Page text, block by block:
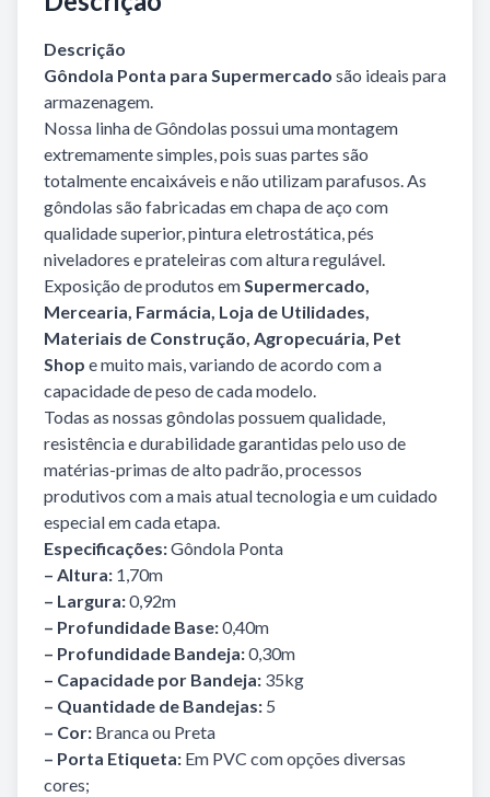
Descrição
Gôndola Ponta para Supermercado são ideais para
armazenagem.
Nossa linha de Gôndolas possui uma montagem
extremamente simples, pois suas partes são
totalmente encaixáveis e não utilizam parafusos. As
gôndolas são fabricadas em chapa de aço com
qualidade superior, pintura eletrostática, pés
niveladores e prateleiras com altura regulável.
Exposição de produtos emSupermercado,
Mercearia, Farmácia, Loja de Utilidades,
Materiais de Construção, Agropecuária, Pet
Shop e muito mais, variando de acordo com a
capacidade de peso de cada modelo.
Todas as nossas gôndolas possuem qualidade,
resistência e durabilidade garantidas pelo uso de
matérias-primas de alto padrão, processos
produtivos com a mais atual tecnologia e um cuidado
especial em cada etapa.
Especificações:Gôndola Ponta
– Altura: 1,70m
– Largura:0,92m
– Profundidade Base:0,40m
– Profundidade Bandeja:0,30m
– Capacidade por Bandeja: 35kg
– Quantidade de Bandejas: 5
– Cor: Branca ou Preta
– Porta Etiqueta: Em PVC com opções diversas
cores;